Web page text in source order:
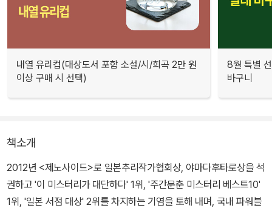
내열 유리컵(대상도서 포함 소설/시/희곡 2만 원
이상 구매 시 선택)
8월 특별
바구니
책소개
2012년 <제노사이드>로 일본추리작가협회상, 야마다후타로상을 석
권하고 '이 미스터리가 대단하다' 1위, '주간문춘 미스터리 베스트10'
1위, '일본 서점 대상' 2위를 차지하는 기염을 토해 내며, 국내 파워블